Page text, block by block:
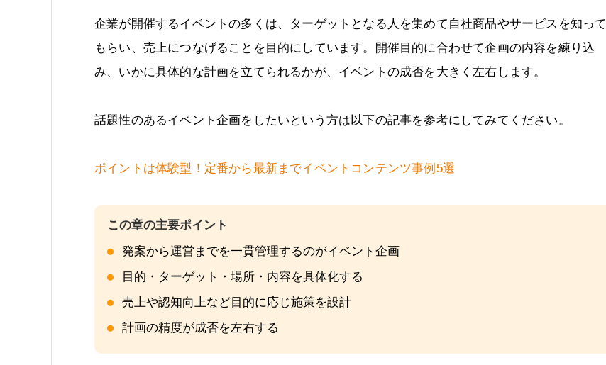
企業が開催するイベントの多くは、ターゲットとなる人を集めて自社商品やサービスを知って
もらい、売上につなげることを目的にしています。開催目的に合わせて企画の内容を練り込
み、いかに具体的な計画を立てられるかが、イベントの成否を大きく左右します。
話題性のあるイベント企画をしたいという方は以下の記事を参考にしてみてください。
ポイントは体験型！定番から最新までイベントコンテンツ事例5選
発案から運営までを一貫管理するのがイベント企画
目的・ターゲット・場所・内容を具体化する
売上や認知向上など目的に応じ施策を設計
計画の精度が成否を左右する